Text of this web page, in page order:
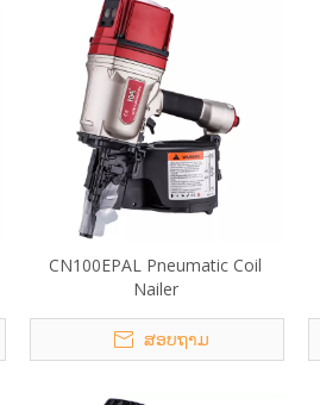
CN100EPAL Pneumatic Coil
Nailer
ສອບຖາມ